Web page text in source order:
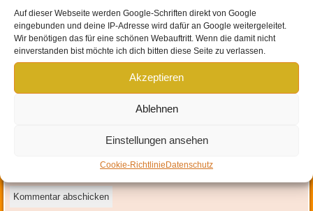
Auf dieser Webseite werden Google-Schriften direkt von Google
eingebunden und deine IP-Adresse wird dafür an Google weitergeleitet.
Wir benötigen das für eine schönen Webauftritt. Wenn die damit nicht
einverstanden bist möchte ich dich bitten diese Seite zu verlassen.
Akzeptieren
Ablehnen
Einstellungen ansehen
Cookie-RichtlinieDatenschutz
Name
E-Mail-Adresse*
Mit der Nutzung dieses Formulars erklärst du dich mit der